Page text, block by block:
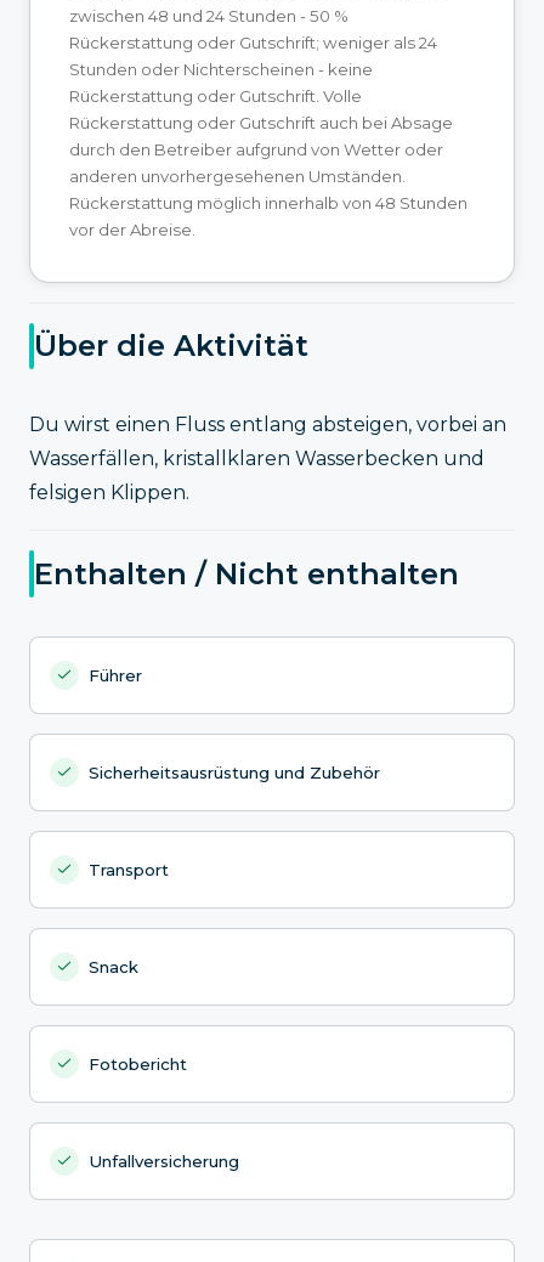
zwischen 48 und 24 Stunden - 50 %
Rückerstattung oder Gutschrift; weniger als 24
Stunden oder Nichterscheinen - keine
Rückerstattung oder Gutschrift. Volle
Rückerstattung oder Gutschrift auch bei Absage
durch den Betreiber aufgrund von Wetter oder
anderen unvorhergesehenen Umständen.
Rückerstattung möglich innerhalb von 48 Stunden
vor der Abreise.
Über die Aktivität
Du wirst einen Fluss entlang absteigen, vorbei an
Wasserfällen, kristallklaren Wasserbecken und
felsigen Klippen.
Enthalten / Nicht enthalten
Führer
Sicherheitsausrüstung und Zubehör
Transport
Snack
Fotobericht
Unfallversicherung